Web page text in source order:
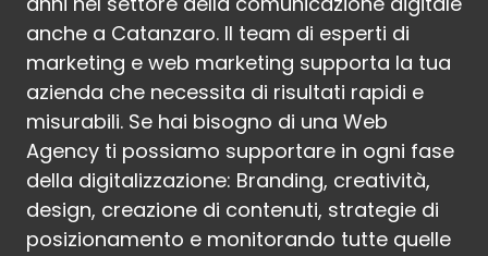
anche a Catanzaro. Il team di esperti di
marketing e web marketing supporta la tua
azienda che necessita di risultati rapidi e
misurabili. Se hai bisogno di una Web
Agency ti possiamo supportare in ogni fase
della digitalizzazione: Branding, creatività,
design, creazione di contenuti, strategie di
posizionamento e monitorando tutte quelle